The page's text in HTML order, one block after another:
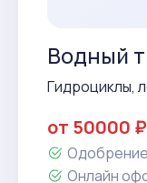
Водный
Гидроциклы,
от 50000 ₽
Одобрение
Онлайн